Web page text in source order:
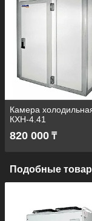
Камера
КХН-4.41
820 000 ₸
Подобные